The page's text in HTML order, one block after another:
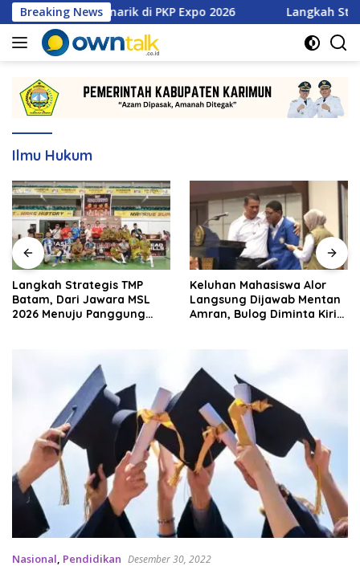
Langsung
ke
konten
Breaking News
Menarik di PKP Expo 2026 Langkah Strategis
Ilmu Hukum
Langkah Strategis TMP
Batam, Dari Jawara MSL
2026 Menuju Panggung
Keluhan Mahasiswa Alor
Langsung Dijawab Mentan
Amran, Bulog Diminta Kirim
Nasional, Pendidikan Desember 30, 2022